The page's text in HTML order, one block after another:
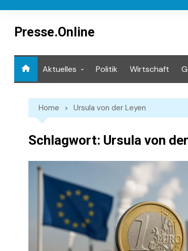
contentPresse.Online
Aktuelles Politik Wirtschaft
Home Ursula von der Leyen
Schlagwort: Ursula von